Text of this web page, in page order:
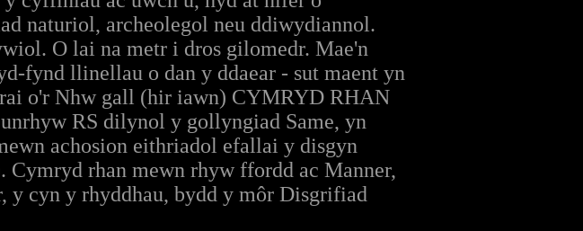
naturiol, archeolegol neu ddiwydiannol.
O lai na metr i dros gilomedr. Mae'n
fynd llinellau o dan y ddaear - sut maent yn
o'r Nhw gall (hir iawn) CYMRYD RHAN
RS dilynol y gollyngiad Same, yn
achosion eithriadol efallai y disgyn
Cymryd rhan mewn rhyw ffordd ac Manner,
y cyn y rhyddhau, bydd y môr Disgrifiad